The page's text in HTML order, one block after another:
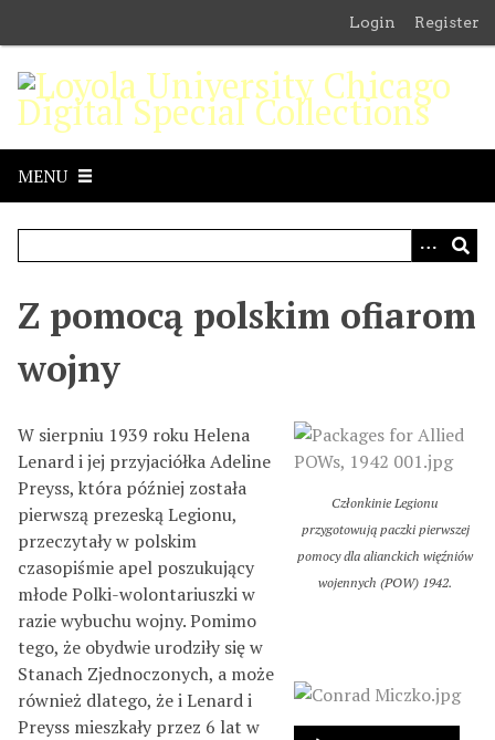
o
a
Login Register
MENU
Z pomocą polskim ofiarom
wojny
Członkinie Legionu
przygotowują paczki pierwszej
pomocy dla alianckich więźniów
wojennych (POW) 1942.
W sierpniu 1939 roku Helena
Lenard i jej przyjaciółka Adeline
Preyss, która później została
pierwszą prezeską Legionu,
przeczytały w polskim
czasopiśmie apel poszukujący
młode Polki-wolontariuszki w
razie wybuchu wojny. Pomimo
tego, że obydwie urodziły się w
Stanach Zjednoczonych, a może
również dlatego, że i Lenard i
Preyss mieszkały przez 6 lat w